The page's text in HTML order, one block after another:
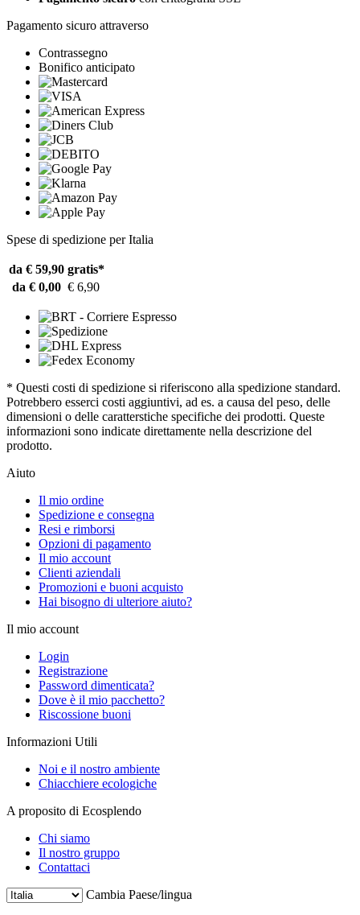
Pagamento sicuro attraverso
Contrassegno
Bonifico anticipato
Spese di spedizione per Italia
da € 59,90 gratis*
da € 0,00 € 6,90
* Questi costi di spedizione si riferiscono alla spedizione standard.
Potrebbero esserci costi aggiuntivi, ad es. a causa del peso, delle
dimensioni o delle caratterstiche specifiche dei prodotti. Queste
informazioni sono indicate direttamente nella descrizione del
prodotto.
Aiuto
Il mio ordine
Spedizione e consegna
Resi e rimborsi
Opzioni di pagamento
Il mio account
Clienti aziendali
Promozioni e buoni acquisto
Hai bisogno di ulteriore aiuto?
Il mio account
Login
Registrazione
Password dimenticata?
Dove è il mio pacchetto?
Riscossione buoni
Informazioni Utili
Noi e il nostro ambiente
Chiacchiere ecologiche
A proposito di Ecosplendo
Chi siamo
Il nostro gruppo
Contattaci
Cambia Paese/lingua